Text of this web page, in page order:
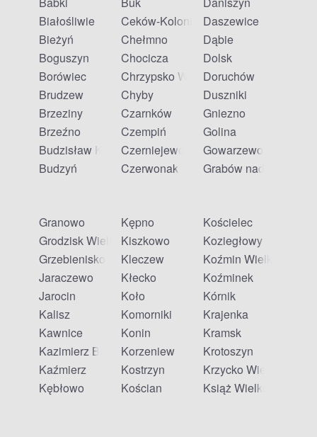
Białośliwie
Bieżyń
Boguszyn
Borówiec
Brudzew
Brzeziny
Brzeźno
Budzisław Kościelny
Budzyń
Ceków-Kolonia
Chełmno
Chocicza
Chrzypsko Wielkie
Chyby
Czarnków
Czempiń
Czerniejewo
Czerwonak
Daszewice
Dąbie
Dolsk
Doruchów
Duszniki
Gniezno
Golina
Gowarzewo
Grabów nad Prosną
Granowo
Grodzisk Wielkopolski
Grzebienisko
Jaraczewo
Jarocin
Kalisz
Kawnice
Kazimierz Biskupi
Kaźmierz
Kębłowo
Kępno
Kiszkowo
Kleczew
Kłecko
Koło
Komorniki
Konin
Korzeniew
Kostrzyn
Kościan
Kościelec
Koziegłowy
Koźmin Wielkopolski
Koźminek
Kórnik
Krajenka
Kramsk
Krotoszyn
Krzycko Wielkie
Książ Wielkopolski